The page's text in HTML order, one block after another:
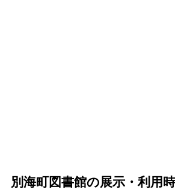
別海町図書館の展示・利用